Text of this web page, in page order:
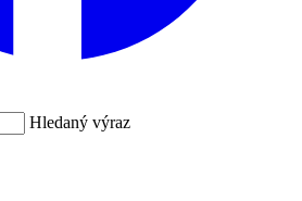
Hledaný výraz